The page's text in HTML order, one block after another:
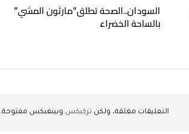
السودان..الصحة تطلق”مارثون المشي”
بالساحة الخضراء
التعليقات مغلقة، ولكن تركبكس وبينغبكس مفتوحة.